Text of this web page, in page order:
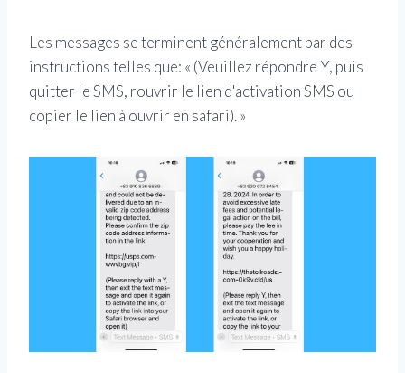
Les messages se terminent généralement par des
instructions telles que: « (Veuillez répondre Y, puis
quitter le SMS, rouvrir le lien d'activation SMS ou
copier le lien à ouvrir en safari). »